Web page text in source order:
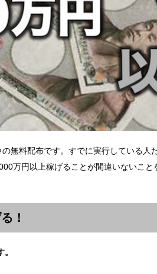
無料配布です。すでに実行している人
万円以上稼げることが間違いないこと
！